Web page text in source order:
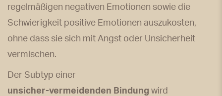
regelmäßigen negativen Emotionen sowie die
Schwierigkeit positive Emotionen auszukosten,
ohne dass sie sich mit Angst oder Unsicherheit
vermischen.
Der Subtyp einer
unsicher-vermeidenden Bindung wird